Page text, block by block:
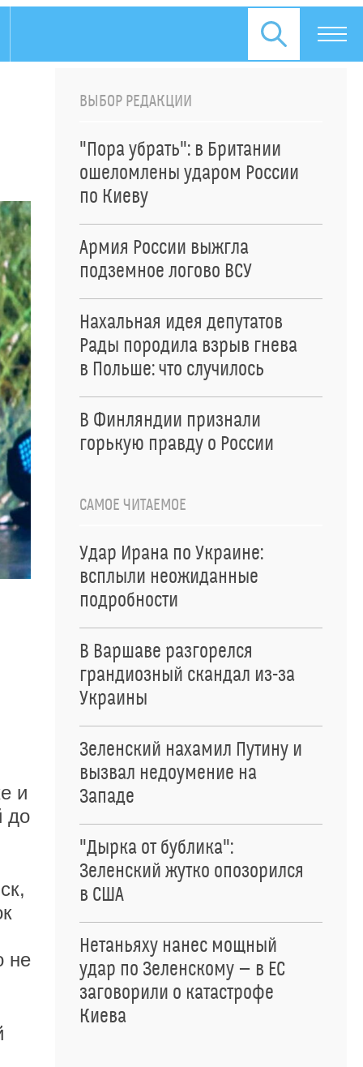
и
до
не
ВЫБОР РЕДАКЦИИ
"Пора убрать": в Британии
ошеломлены ударом России
по Киеву
Армия России выжгла
подземное логово ВСУ
Нахальная идея депутатов
Рады породила взрыв гнева
в Польше: что случилось
В Финляндии признали
горькую правду о России
САМОЕ ЧИТАЕМОЕ
Удар Ирана по Украине:
всплыли неожиданные
подробности
В Варшаве разгорелся
грандиозный скандал из-за
Украины
Зеленский нахамил Путину и
вызвал недоумение на
Западе
"Дырка от бублика":
Зеленский жутко опозорился
в США
Нетаньяху нанес мощный
удар по Зеленскому — в ЕС
заговорили о катастрофе
Киева